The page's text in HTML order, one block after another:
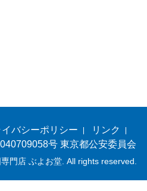
イバシーポリシー
リンク
号 東京都公安委員会
門店 ぶよお堂. All rights reserved.